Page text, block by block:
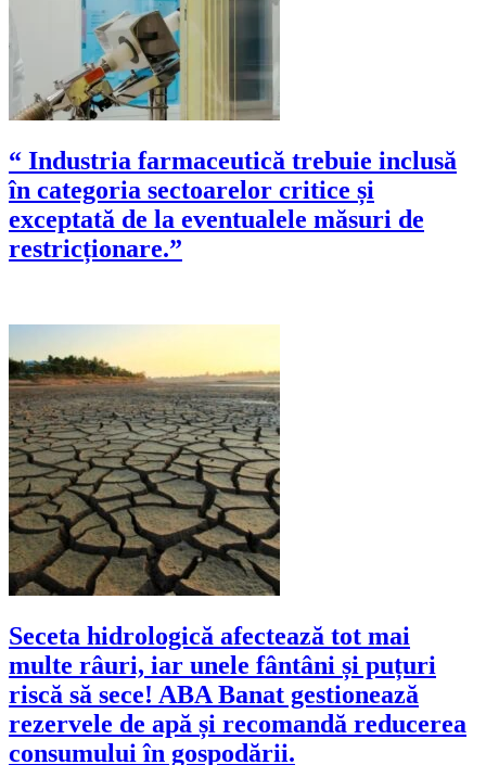
“ Industria farmaceutică trebuie inclusă
în categoria sectoarelor critice și
exceptată de la eventualele măsuri de
restricționare.”
Seceta hidrologică afectează tot mai
multe râuri, iar unele fântâni și puțuri
riscă să sece! ABA Banat gestionează
rezervele de apă și recomandă reducerea
consumului în gospodării.